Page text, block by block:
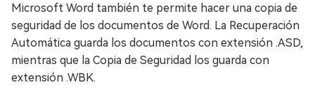
Microsoft Word también te permite hacer una copia de
seguridad de los documentos de Word. La Recuperación
Automática guarda los documentos con extensión .ASD,
mientras que la Copia de Seguridad los guarda con
extensión .WBK.